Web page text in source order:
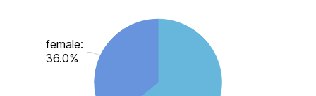
female:
36.0%